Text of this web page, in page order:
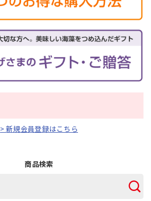
> 新規会員登録はこちら
商品検索